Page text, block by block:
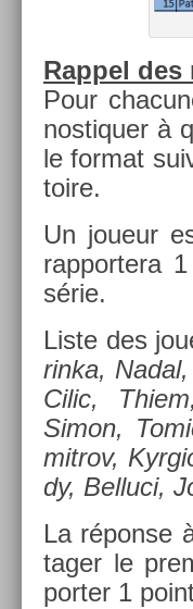
Rap­pel des
Pour
nos­tiqu­er à
le for­mat
toire.
Un joueur
rap­portera
série.
Liste des
rinka,
Cilic,
Simon,
mit­rov,
dy, Be­lluci,
La réponse
tag­er le
port­er 1